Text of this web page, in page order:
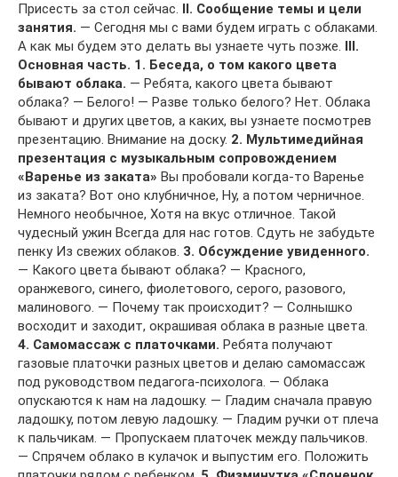
Присесть за стол сейчас. II. Сообщение темы и цели
занятия. — Сегодня мы с вами будем играть с облаками.
А как мы будем это делать вы узнаете чуть позже. III.
Основная часть. 1. Беседа, о том какого цвета
бывают облака. — Ребята, какого цвета бывают
облака? — Белого! — Разве только белого? Нет. Облака
бывают и других цветов, а каких, вы узнаете посмотрев
презентацию. Внимание на доску. 2. Мультимедийная
презентация с музыкальным сопровождением
«Варенье из заката» Вы пробовали когда-то Варенье
из заката? Вот оно клубничное, Ну, а потом черничное.
Немного необычное, Хотя на вкус отличное. Такой
чудесный ужин Всегда для нас готов. Сдуть не забудьте
пенку Из свежих облаков. 3. Обсуждение увиденного.
— Какого цвета бывают облака? — Красного,
оранжевого, синего, фиолетового, серого, разового,
малинового. — Почему так происходит? — Солнышко
восходит и заходит, окрашивая облака в разные цвета.
4. Самомассаж с платочками. Ребята получают
газовые платочки разных цветов и делаю самомассаж
под руководством педагога-психолога. — Облака
опускаются к нам на ладошку. — Гладим сначала правую
ладошку, потом левую ладошку. — Гладим ручки от плеча
к пальчикам. — Пропускаем платочек между пальчиков.
— Спрячем облако в кулачок и выпустим его. Положить